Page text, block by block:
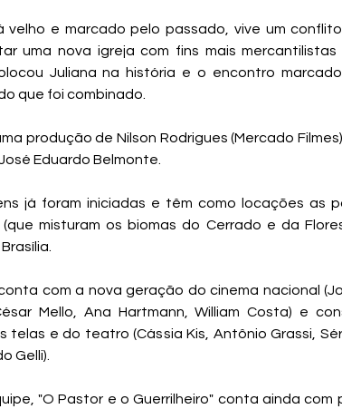
velho e marcado pelo passado, vive um
uma nova igreja com fins mais
Juliana na história e o encontro
que foi combinado.
produção de Nilson Rodrigues (Mercado
Eduardo Belmonte.
já foram iniciadas e têm como locações as
(que misturam os biomas do Cerrado e da
com a nova geração do cinema nacional
Mello, Ana Hartmann, William Costa) e
telas e do teatro (Cássia Kis, Antônio Grassi,
Gelli).
"O Pastor e o Guerrilheiro" conta ainda